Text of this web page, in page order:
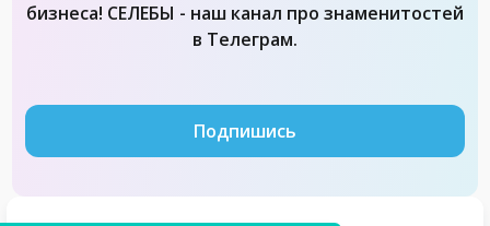
бизнеса! СЕЛЕБЫ - наш канал про знаменитостей
в Телеграм.
Подпишись